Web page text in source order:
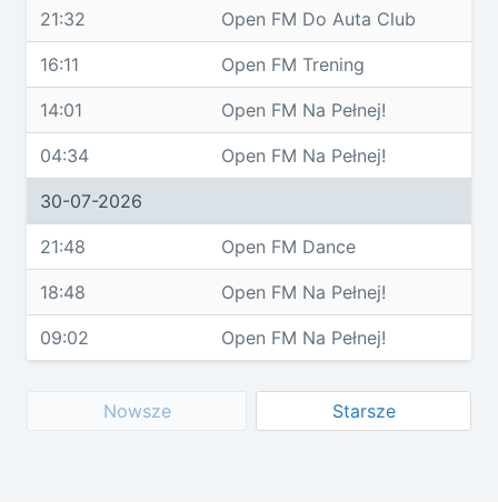
21:32 Open FM Do Auta Club
16:11 Open FM Trening
14:01 Open FM Na Pełnej!
04:34 Open FM Na Pełnej!
30-07-2026
21:48 Open FM Dance
18:48 Open FM Na Pełnej!
09:02 Open FM Na Pełnej!
Nowsze Starsze